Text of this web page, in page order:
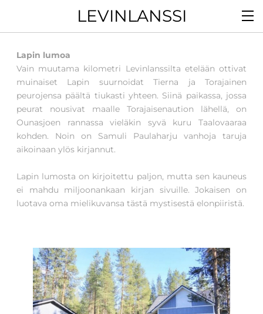
LEVINLANSSI
Lapin lumoa
Vain muutama kilometri Levinlanssilta etelään ottivat
muinaiset Lapin suurnoidat Tierna ja Torajainen
peurojensa päältä tiukasti yhteen. Siinä paikassa, jossa
peurat nousivat maalle Torajaisenaution lähellä, on
Ounasjoen rannassa vieläkin syvä kuru Taalovaaraa
kohden. Noin on Samuli Paulaharju vanhoja taruja
aikoinaan ylös kirjannut.
Lapin lumosta on kirjoitettu paljon, mutta sen kauneus
ei mahdu miljoonankaan kirjan sivuille. Jokaisen on
luotava oma mielikuvansa tästä mystisestä elonpiiristä.